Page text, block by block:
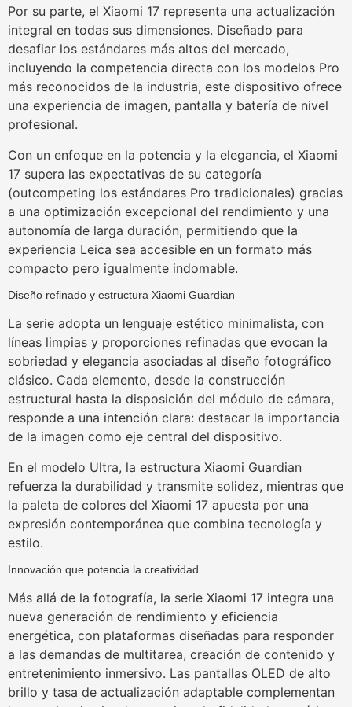
Por su parte, el Xiaomi 17 representa una actualización
integral en todas sus dimensiones. Diseñado para
desafiar los estándares más altos del mercado,
incluyendo la competencia directa con los modelos Pro
más reconocidos de la industria, este dispositivo ofrece
una experiencia de imagen, pantalla y batería de nivel
profesional.
Con un enfoque en la potencia y la elegancia, el Xiaomi
17 supera las expectativas de su categoría
(outcompeting los estándares Pro tradicionales) gracias
a una optimización excepcional del rendimiento y una
autonomía de larga duración, permitiendo que la
experiencia Leica sea accesible en un formato más
compacto pero igualmente indomable.
Diseño refinado y estructura Xiaomi Guardian
La serie adopta un lenguaje estético minimalista, con
líneas limpias y proporciones refinadas que evocan la
sobriedad y elegancia asociadas al diseño fotográfico
clásico. Cada elemento, desde la construcción
estructural hasta la disposición del módulo de cámara,
responde a una intención clara: destacar la importancia
de la imagen como eje central del dispositivo.
En el modelo Ultra, la estructura Xiaomi Guardian
refuerza la durabilidad y transmite solidez, mientras que
la paleta de colores del Xiaomi 17 apuesta por una
expresión contemporánea que combina tecnología y
estilo.
Innovación que potencia la creatividad
Más allá de la fotografía, la serie Xiaomi 17 integra una
nueva generación de rendimiento y eficiencia
energética, con plataformas diseñadas para responder
a las demandas de multitarea, creación de contenido y
entretenimiento inmersivo. Las pantallas OLED de alto
brillo y tasa de actualización adaptable complementan